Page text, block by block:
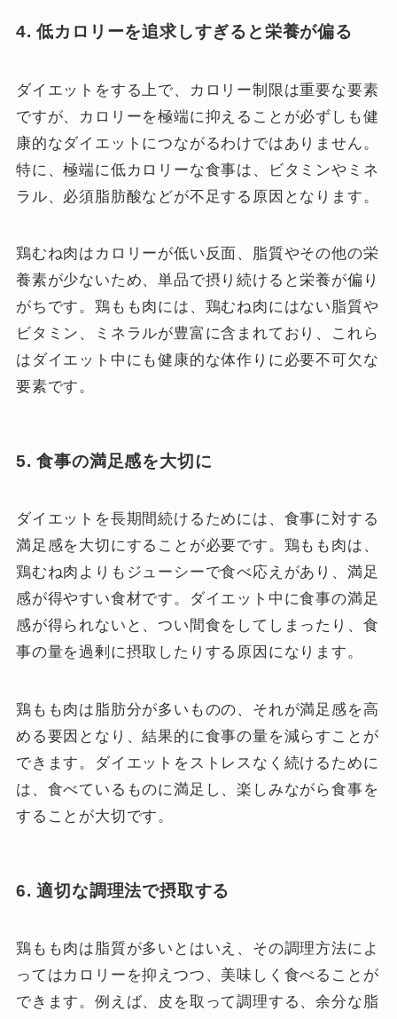
4. 低カロリーを追求しすぎると栄養が偏る
ダイエットをする上で、カロリー制限は重要な要素
ですが、カロリーを極端に抑えることが必ずしも健
康的なダイエットにつながるわけではありません。
特に、極端に低カロリーな食事は、ビタミンやミネ
ラル、必須脂肪酸などが不足する原因となります。
鶏むね肉はカロリーが低い反面、脂質やその他の栄
養素が少ないため、単品で摂り続けると栄養が偏り
がちです。鶏もも肉には、鶏むね肉にはない脂質や
ビタミン、ミネラルが豊富に含まれており、これら
はダイエット中にも健康的な体作りに必要不可欠な
要素です。
5. 食事の満足感を大切に
ダイエットを長期間続けるためには、食事に対する
満足感を大切にすることが必要です。鶏もも肉は、
鶏むね肉よりもジューシーで食べ応えがあり、満足
感が得やすい食材です。ダイエット中に食事の満足
感が得られないと、つい間食をしてしまったり、食
事の量を過剰に摂取したりする原因になります。
鶏もも肉は脂肪分が多いものの、それが満足感を高
める要因となり、結果的に食事の量を減らすことが
できます。ダイエットをストレスなく続けるために
は、食べているものに満足し、楽しみながら食事を
することが大切です。
6. 適切な調理法で摂取する
鶏もも肉は脂質が多いとはいえ、その調理方法によ
ってはカロリーを抑えつつ、美味しく食べることが
できます。例えば、皮を取って調理する、余分な脂